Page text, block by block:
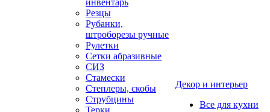
инвентарь
Резцы
Рубанки,
штроборезы ручные
Рулетки
Сетки абразивные
СИЗ
Стамески
Степлеры, скобы
Струбцины
Терки
Декор и интерьер
Все для кухни